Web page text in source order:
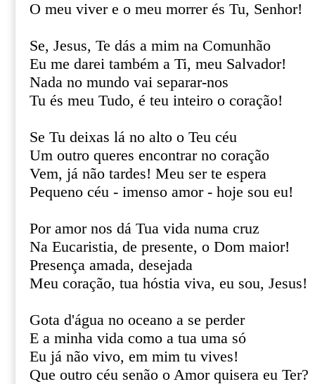
O meu viver e o meu morrer és Tu, Senhor!
Se, Jesus, Te dás a mim na Comunhão
Eu me darei também a Ti, meu Salvador!
Nada no mundo vai separar-nos
Tu és meu Tudo, é teu inteiro o coração!
Se Tu deixas lá no alto o Teu céu
Um outro queres encontrar no coração
Vem, já não tardes! Meu ser te espera
Pequeno céu - imenso amor - hoje sou eu!
Por amor nos dá Tua vida numa cruz
Na Eucaristia, de presente, o Dom maior!
Presença amada, desejada
Meu coração, tua hóstia viva, eu sou, Jesus!
Gota d'água no oceano a se perder
E a minha vida como a tua uma só
Eu já não vivo, em mim tu vives!
Que outro céu senão o Amor quisera eu Ter?